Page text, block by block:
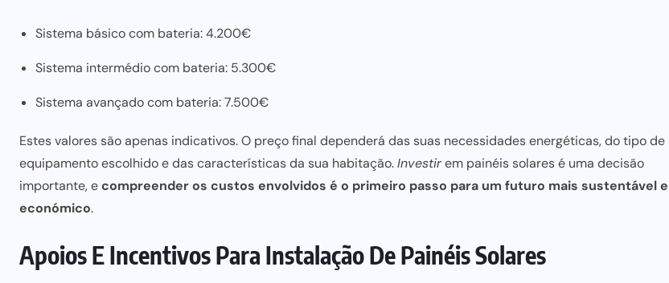
Sistema básico com bateria: 4.200€
Sistema intermédio com bateria: 5.300€
Sistema avançado com bateria: 7.500€
Estes valores são apenas indicativos. O preço final dependerá das suas necessidades energéticas, do tipo de
equipamento escolhido e das características da sua habitação.Investirem painéis solares é uma decisão
importante, ecompreender os custos envolvidos é o primeiro passo para um futuro mais sustentável e
económico.
Apoios E Incentivos Para Instalação De Painéis Solares